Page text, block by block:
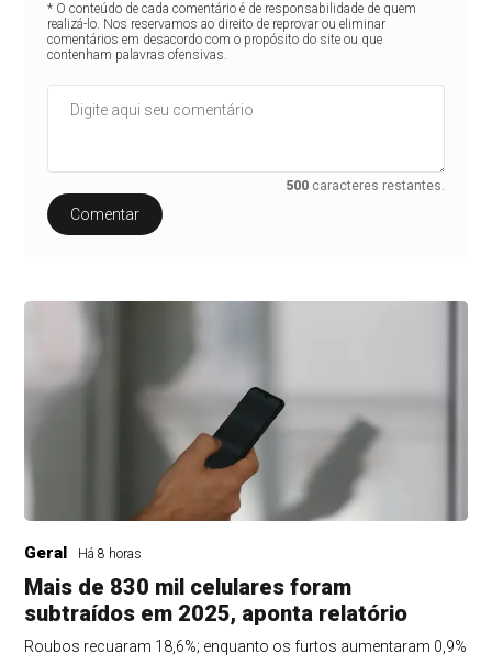
* O conteúdo de cada comentário é de responsabilidade de quem
realizá-lo. Nos reservamos ao direito de reprovar ou eliminar
comentários em desacordo com o propósito do site ou que
contenham palavras ofensivas.
500 caracteres restantes.
Comentar
Geral Há 8 horas
Mais de 830 mil celulares foram
subtraídos em 2025, aponta relatório
Roubos recuaram 18,6%; enquanto os furtos aumentaram 0,9%